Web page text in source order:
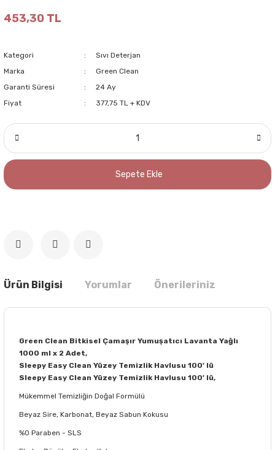
453,30 TL
Kategori
Sıvı Deterjan
Marka
Green Clean
Garanti Süresi
24 Ay
Fiyat
377,75 TL + KDV
Sepete Ekle
Ürün Bilgisi Yorumlar Önerileriniz
Green Clean Bitkisel Çamaşır Yumuşatıcı Lavanta Yağlı
1000 ml x 2 Adet,
Sleepy Easy Clean Yüzey Temizlik Havlusu 100' lü
Sleepy Easy Clean Yüzey Temizlik Havlusu 100' lü,
Mükemmel Temizliğin Doğal Formülü
Beyaz Sire, Karbonat, Beyaz Sabun Kokusu
%0 Paraben - SLS